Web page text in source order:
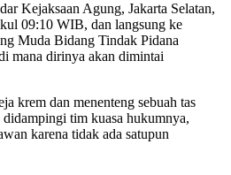
Kejaksaan Agung, Jakarta Selatan,
09:10 WIB, dan langsung ke
Muda Bidang Tindak Pidana
mana dirinya akan dimintai
krem dan menenteng sebuah tas
tim kuasa hukumnya,
karena tidak ada satupun